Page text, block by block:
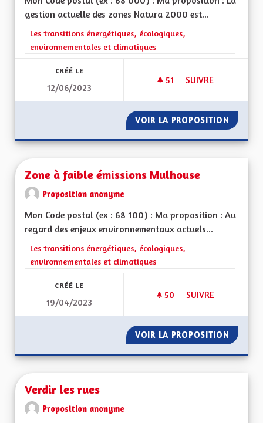
gestion actuelle des zones Natura 2000 est...
Filtrer les résultats de la catégorie : Les transitions
Les transitions énergétiques, écologiques,
environnementales et climatiques
CRÉÉ LE
12/06/2023
51 51 ABONNÉS
SUIVRE
VOIR LA PROPOSITION
Zone à faible émissions Mulhouse
Proposition anonyme
Mon Code postal (ex : 68 100) : Ma proposition : Au
regard des enjeux environnementaux actuels...
Filtrer les résultats de la catégorie : Les transitions
Les transitions énergétiques, écologiques,
environnementales et climatiques
CRÉÉ LE
19/04/2023
50 50 ABONNÉS
SUIVRE
VOIR LA PROPOSITION ZONE
Verdir les rues
Proposition anonyme